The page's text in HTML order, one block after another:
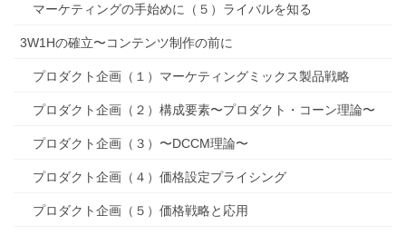
マーケティングの手始めに（５）ライバルを知る
3W1Hの確立〜コンテンツ制作の前に
プロダクト企画（１）マーケティングミックス製品戦略
プロダクト企画（２）構成要素〜プロダクト・コーン理論〜
プロダクト企画（３）〜DCCM理論〜
プロダクト企画（４）価格設定プライシング
プロダクト企画（５）価格戦略と応用